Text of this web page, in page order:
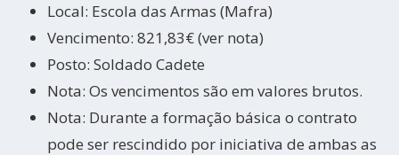
Local: Escola das Armas (Mafra)
Vencimento: 821,83€ (ver nota)
Posto: Soldado Cadete
Nota: Os vencimentos são em valores brutos.
Nota: Durante a formação básica o contrato
pode ser rescindido por iniciativa de ambas as